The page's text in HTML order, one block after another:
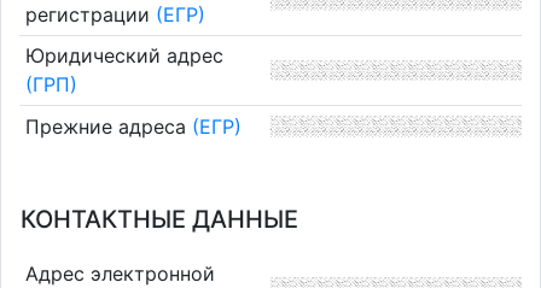
регистрации (ЕГР)
Юридический адрес
(ГРП)
Прежние адреса (ЕГР)
КОНТАКТНЫЕ ДАННЫЕ
Адрес электронной